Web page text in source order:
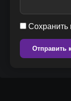
Сохранить